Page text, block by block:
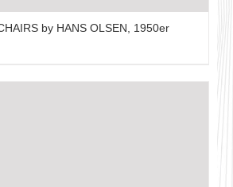
by HANS OLSEN, 1950er